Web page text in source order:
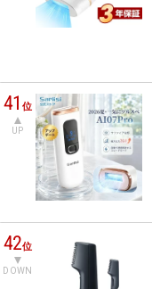
41位
UP
42位
DOWN